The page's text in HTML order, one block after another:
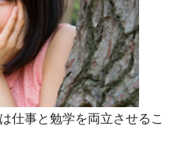
仕事と勉学を両立させるこ